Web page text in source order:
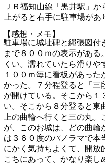
【感想・メモ】
ＪＲ福知山線「黒井駅」
上がると右手に駐車場が
駐車場に城址碑と縄張図付
まで８００ｍの表示があ
くい。濡れていたら滑り
１００ｍ毎に看板があっ
かった。７分程登ると「三
が開けている。そこから１
い。そこから８分登ると東
上の曲輪へ行くと三の丸
が、このお城は、どの曲輪
は３６０度のパノラマで本
にかく気持ちよくて、開放
こちにあって、かなり楽